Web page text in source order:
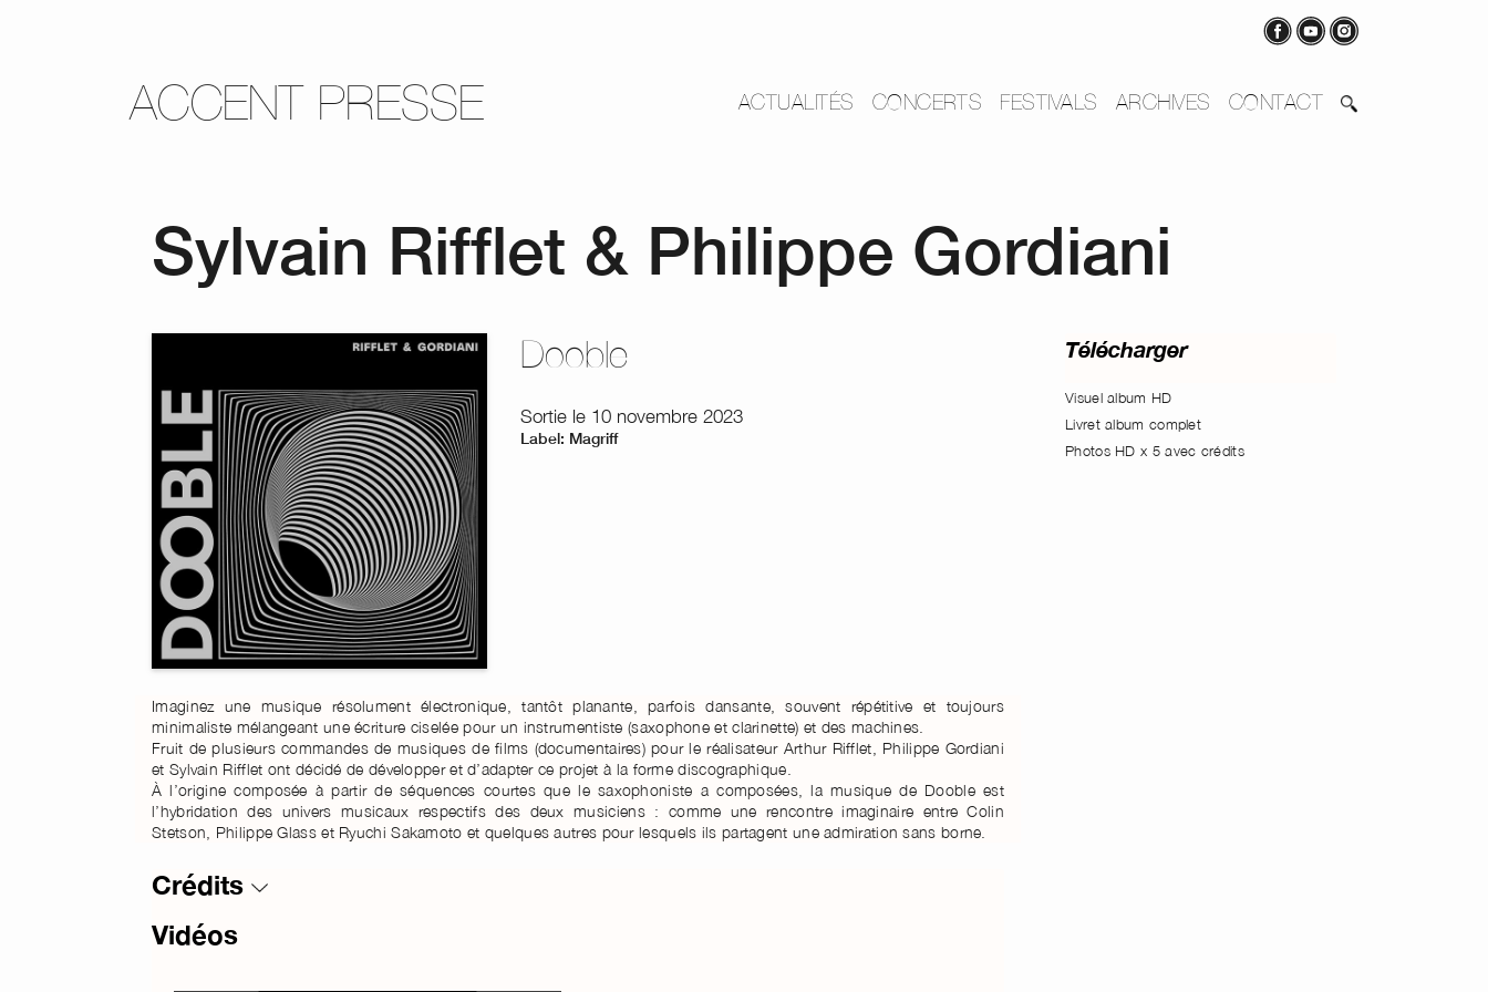
ACCENT PRESSE ACTUALITÉS CONCERTS FESTIVALS ARCHIVES CONTACT
Sylvain Rifflet & Philippe Gordiani
Dooble
Sortie le 10 novembre 2023
Label: Magriff
Imaginez une musique résolument électronique, tantôt planante, parfois dansante, souvent répétitive et toujours
minimaliste mélangeant une écriture ciselée pour un instrumentiste (saxophone et clarinette) et des machines.
Fruit de plusieurs commandes de musiques de films (documentaires) pour le réalisateur Arthur Rifflet, Philippe Gordiani
et Sylvain Rifflet ont décidé de développer et d’adapter ce projet à la forme discographique.
À l’origine composée à partir de séquences courtes que le saxophoniste a composées, la musique de Dooble est
l’hybridation des univers musicaux respectifs des deux musiciens : comme une rencontre imaginaire entre Colin
Stetson, Philippe Glass et Ryuchi Sakamoto et quelques autres pour lesquels ils partagent une admiration sans borne.
Crédits
Vidéos
Télécharger
Visuel album HD
Livret album complet
Photos HD x 5 avec crédits